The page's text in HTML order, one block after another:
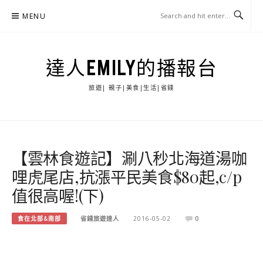
MENU
達人EMILY的播報台
旅遊| 親子|美食|生活|省錢
【雲林食遊記】涮八秒北海道湯咖
哩虎尾店,抗漲平民美食$80起,c/p
值很高喔!(下)
食在北部&南部 省錢旅遊達人 2016-05-02 0